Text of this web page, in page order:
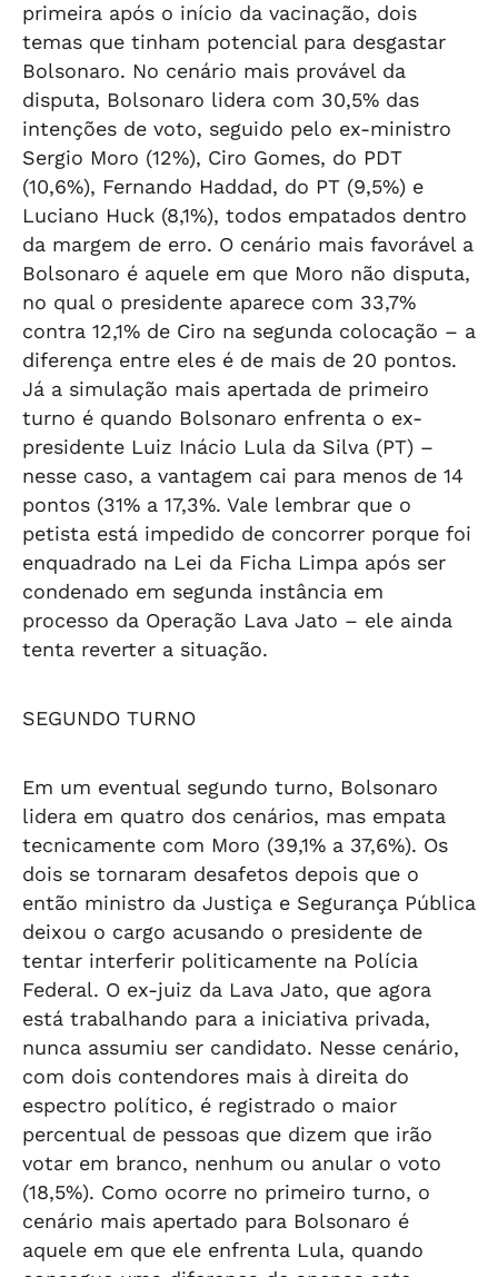
primeira após o início da vacinação, dois
temas que tinham potencial para desgastar
Bolsonaro. No cenário mais provável da
disputa, Bolsonaro lidera com 30,5% das
intenções de voto, seguido pelo ex-ministro
Sergio Moro (12%), Ciro Gomes, do PDT
(10,6%), Fernando Haddad, do PT (9,5%) e
Luciano Huck (8,1%), todos empatados dentro
da margem de erro. O cenário mais favorável a
Bolsonaro é aquele em que Moro não disputa,
no qual o presidente aparece com 33,7%
contra 12,1% de Ciro na segunda colocação – a
diferença entre eles é de mais de 20 pontos.
Já a simulação mais apertada de primeiro
turno é quando Bolsonaro enfrenta o ex-
presidente Luiz Inácio Lula da Silva (PT) –
nesse caso, a vantagem cai para menos de 14
pontos (31% a 17,3%. Vale lembrar que o
petista está impedido de concorrer porque foi
enquadrado na Lei da Ficha Limpa após ser
condenado em segunda instância em
processo da Operação Lava Jato – ele ainda
tenta reverter a situação.
SEGUNDO TURNO
Em um eventual segundo turno, Bolsonaro
lidera em quatro dos cenários, mas empata
tecnicamente com Moro (39,1% a 37,6%). Os
dois se tornaram desafetos depois que o
então ministro da Justiça e Segurança Pública
deixou o cargo acusando o presidente de
tentar interferir politicamente na Polícia
Federal. O ex-juiz da Lava Jato, que agora
está trabalhando para a iniciativa privada,
nunca assumiu ser candidato. Nesse cenário,
com dois contendores mais à direita do
espectro político, é registrado o maior
percentual de pessoas que dizem que irão
votar em branco, nenhum ou anular o voto
(18,5%). Como ocorre no primeiro turno, o
cenário mais apertado para Bolsonaro é
aquele em que ele enfrenta Lula, quando